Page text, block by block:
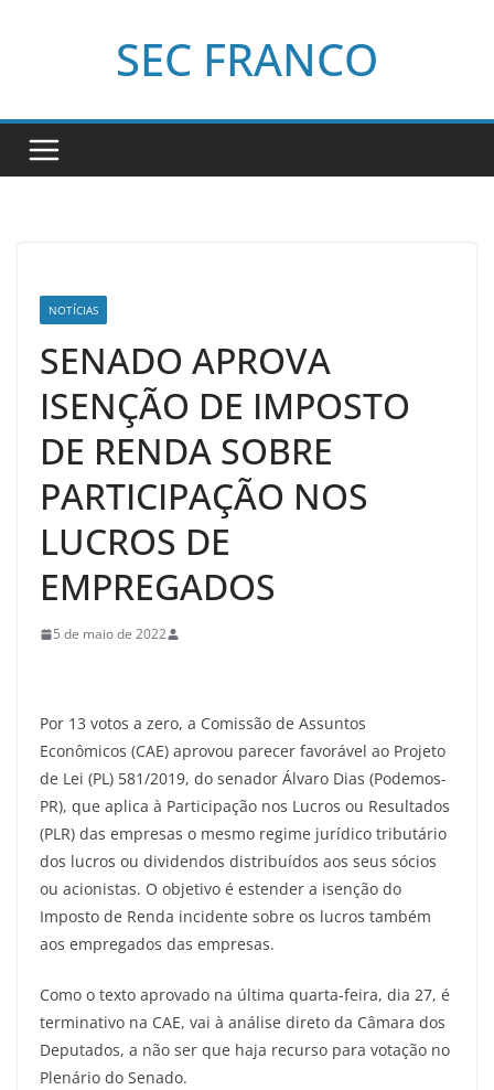
SEC FRANCO
NOTÍCIAS
SENADO APROVA
ISENÇÃO DE IMPOSTO
DE RENDA SOBRE
PARTICIPAÇÃO NOS
LUCROS DE
EMPREGADOS
5 de maio de 2022
Por 13 votos a zero, a Comissão de Assuntos
Econômicos (CAE) aprovou parecer favorável ao Projeto
de Lei (PL) 581/2019, do senador Álvaro Dias (Podemos-
PR), que aplica à Participação nos Lucros ou Resultados
(PLR) das empresas o mesmo regime jurídico tributário
dos lucros ou dividendos distribuídos aos seus sócios
ou acionistas. O objetivo é estender a isenção do
Imposto de Renda incidente sobre os lucros também
aos empregados das empresas.
Como o texto aprovado na última quarta-feira, dia 27, é
terminativo na CAE, vai à análise direto da Câmara dos
Deputados, a não ser que haja recurso para votação no
Plenário do Senado.